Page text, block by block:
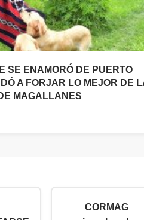
SE ENAMORÓ DE PUERTO
A FORJAR LO MEJOR DE
MAGALLANES
CORMAG